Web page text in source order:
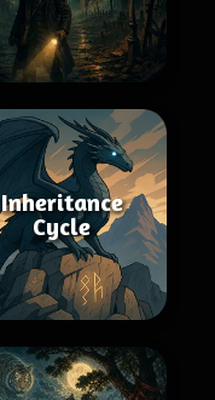
Inheritance
Cycle